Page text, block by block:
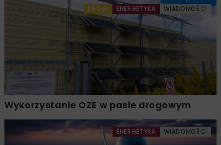
DROGI ENERGETYKA WIADOMOŚCI
Wykorzystanie OZE w pasie drogowym
ENERGETYKA WIADOMOŚCI